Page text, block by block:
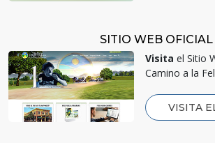
SITIO WEB OFICIAL
Visita el Sitio
Camino a la
VISITA